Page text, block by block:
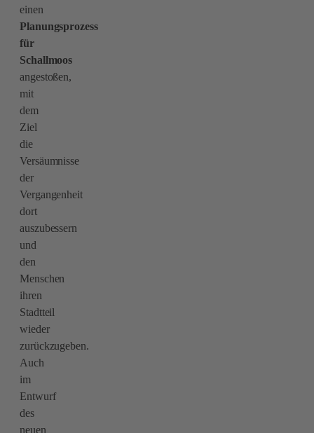
einen
Planungsprozess
für
Schallmoos
angestoßen,
mit
dem
Ziel
die
Versäumnisse
der
Vergangenheit
dort
auszubessern
und
den
Menschen
ihren
Stadtteil
wieder
zurückzugeben.
Auch
im
Entwurf
des
neuen